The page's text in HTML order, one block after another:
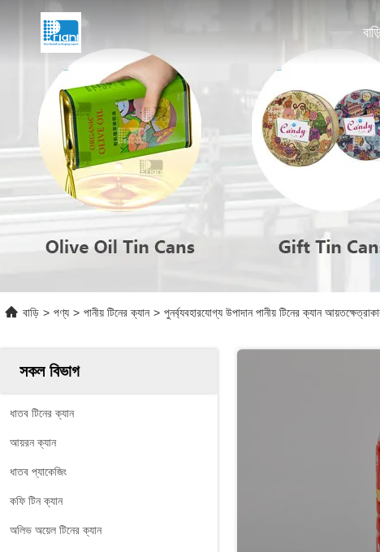
বাড়ি > পণ্য > পানীয় টিনের ক্যান > পুনর্ব্যবহারযোগ্য উপাদান পানীয় টিনের ক্যান
সকল বিভাগ
ধাতব টিনের ক্যান
আয়রন ক্যান
ধাতব প্যাকেজিং
কফি টিন ক্যান
অলিভ অয়েল টিনের ক্যান